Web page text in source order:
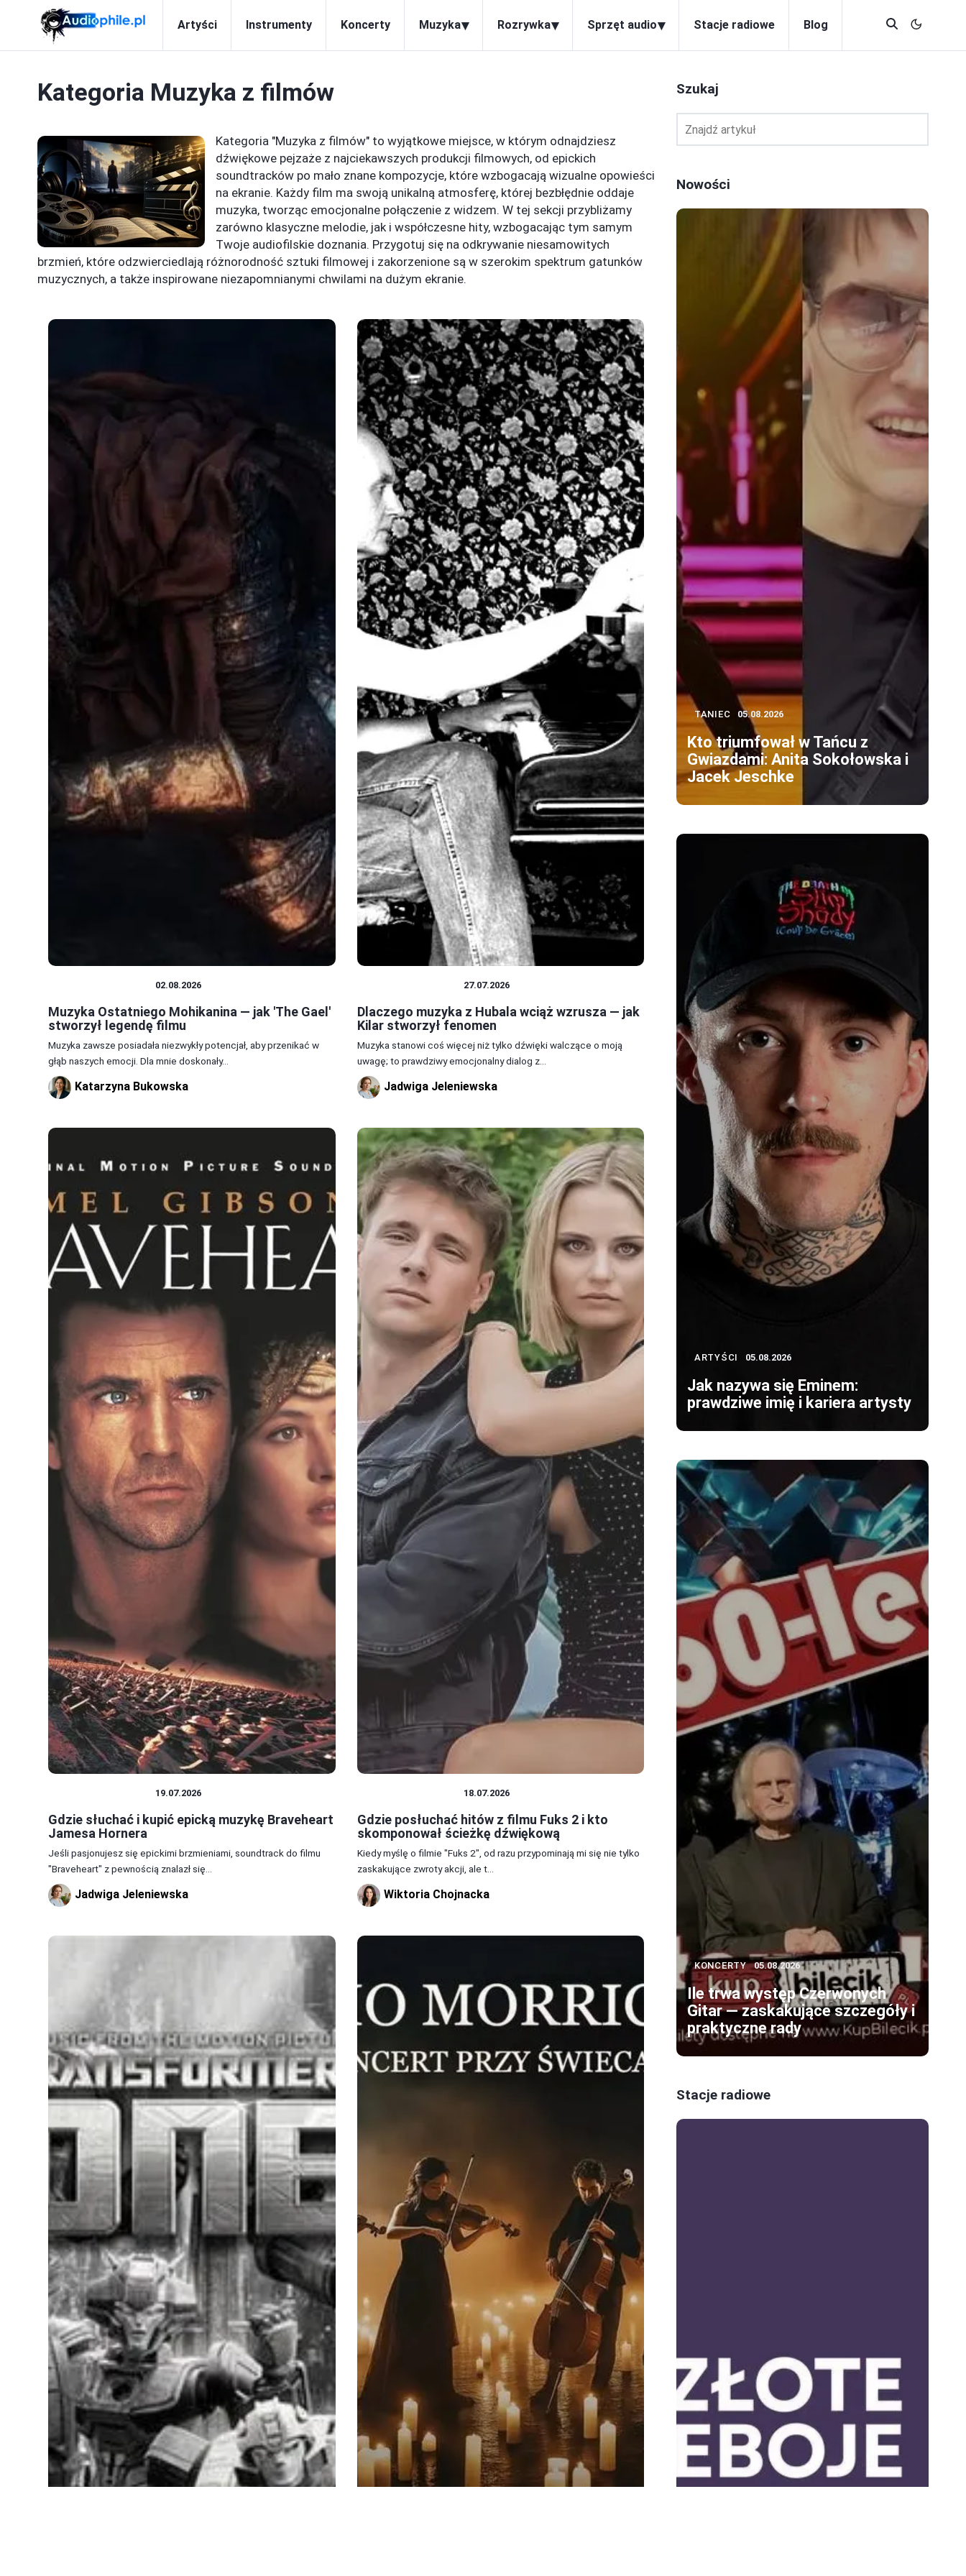
Artyści Instrumenty Koncerty Muzyka▾ Rozrywka▾ Sprzęt audio▾ Stacje radiowe Blog
Kategoria Muzyka z filmów
Kategoria "Muzyka z filmów" to wyjątkowe miejsce, w którym odnajdziesz
dźwiękowe pejzaże z najciekawszych produkcji filmowych, od epickich
soundtracków po mało znane kompozycje, które wzbogacają wizualne opowieści
na ekranie. Każdy film ma swoją unikalną atmosferę, której bezbłędnie oddaje
muzyka, tworząc emocjonalne połączenie z widzem. W tej sekcji przybliżamy
zarówno klasyczne melodie, jak i współczesne hity, wzbogacając tym samym
Twoje audiofilskie doznania. Przygotuj się na odkrywanie niesamowitych
brzmień, które odzwierciedlają różnorodność sztuki filmowej i zakorzenione są w szerokim spektrum gatunków
muzycznych, a także inspirowane niezapomnianymi chwilami na dużym ekranie.
02.08.2026
Muzyka Ostatniego Mohikanina — jak 'The Gael'
stworzył legendę filmu
Muzyka zawsze posiadała niezwykły potencjał, aby przenikać w
głąb naszych emocji. Dla mnie doskonały...
Katarzyna Bukowska
27.07.2026
Dlaczego muzyka z Hubala wciąż wzrusza — jak
Kilar stworzył fenomen
Muzyka stanowi coś więcej niż tylko dźwięki walczące o moją
uwagę; to prawdziwy emocjonalny dialog z...
Jadwiga Jeleniewska
19.07.2026
Gdzie słuchać i kupić epicką muzykę Braveheart
Jamesa Hornera
Jeśli pasjonujesz się epickimi brzmieniami, soundtrack do filmu
"Braveheart" z pewnością znalazł się...
Jadwiga Jeleniewska
18.07.2026
Gdzie posłuchać hitów z filmu Fuks 2 i kto
skomponował ścieżkę dźwiękową
Kiedy myślę o filmie "Fuks 2", od razu przypominają mi się nie tylko
zaskakujące zwroty akcji, ale t...
Wiktoria Chojnacka
Szukaj
Nowości
TANIEC 05.08.2026
Kto triumfował w Tańcu z
Gwiazdami: Anita Sokołowska i
Jacek Jeschke
ARTYŚCI 05.08.2026
Jak nazywa się Eminem:
prawdziwe imię i kariera artysty
KONCERTY 05.08.2026
Ile trwa występ Czerwonych
Gitar — zaskakujące szczegóły i
praktyczne rady
Stacje radiowe